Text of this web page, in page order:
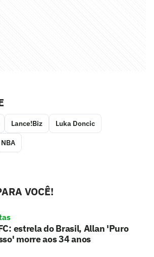
Lance!Biz Luka Doncic
NBA
VOCÊ!
estrela do Brasil, Allan 'Puro
morre aos 34 anos